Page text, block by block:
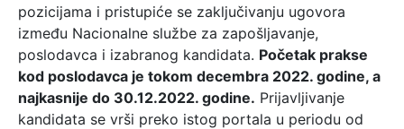
pozicijama i pristupiće se zaključivanju ugovora
između Nacionalne službe za zapošljavanje,
poslodavca i izabranog kandidata. Početak prakse
kod poslodavca je tokom decembra 2022. godine, a
najkasnije do 30.12.2022. godine. Prijavljivanje
kandidata se vrši preko istog portala u periodu od